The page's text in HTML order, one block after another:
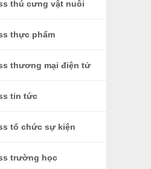
thú cưng vật nuôi
thực phẩm
thương mại điện tử
tin tức
tổ chức sự kiện
trường học